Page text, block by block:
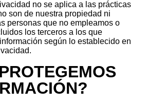
no se aplica a las prácticas
son de nuestra propiedad ni
personas que no empleamos o
los terceros a los que
según lo establecido en